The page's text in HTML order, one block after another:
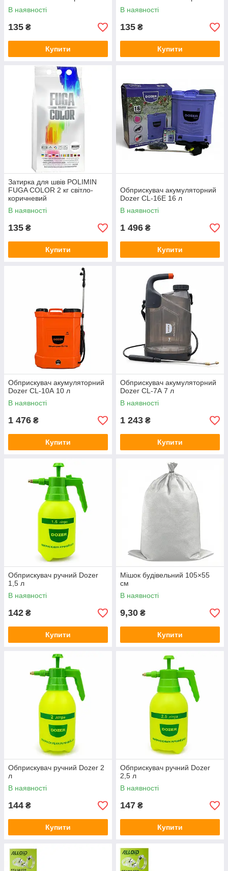
В наявності
135 ₴
Купити
В наявності
135 ₴
Купити
Затирка для швів POLIMIN
FUGA COLOR 2 кг світло-
коричневий
В наявності
135 ₴
Купити
Обприскувач акумуляторний
Dozer CL-16E 16 л
В наявності
1 496 ₴
Купити
Обприскувач акумуляторний
Dozer CL-10А 10 л
В наявності
1 476 ₴
Купити
Обприскувач акумуляторний
Dozer CL-7А 7 л
В наявності
1 243 ₴
Купити
Обприскувач ручний Dozer
1,5 л
В наявності
142 ₴
Купити
Мішок будівельний 105×55
см
В наявності
9,30 ₴
Купити
Обприскувач ручний Dozer 2
л
В наявності
144 ₴
Купити
Обприскувач ручний Dozer
2,5 л
В наявності
147 ₴
Купити